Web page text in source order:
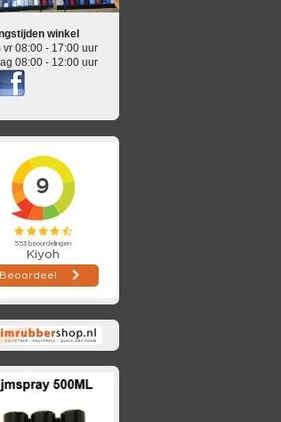
winkel
vr 08:00 - 17:00 uur
08:00 - 12:00 uur